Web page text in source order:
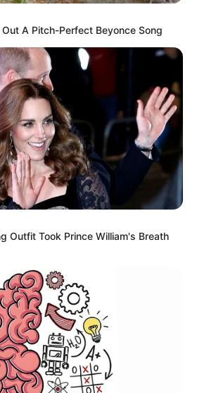
substrát používat?
v průměru: hmotnost
ledního medvěda a
rozmnožují v bytě?
proti škůdcům?
S čokoládovými Kousky
na zimu v mrazáku?